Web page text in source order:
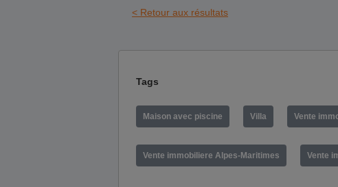
< Retour aux résultats
Tags
Maison avec piscine Villa Vente
Vente immobiliere Alpes-Maritimes Vente